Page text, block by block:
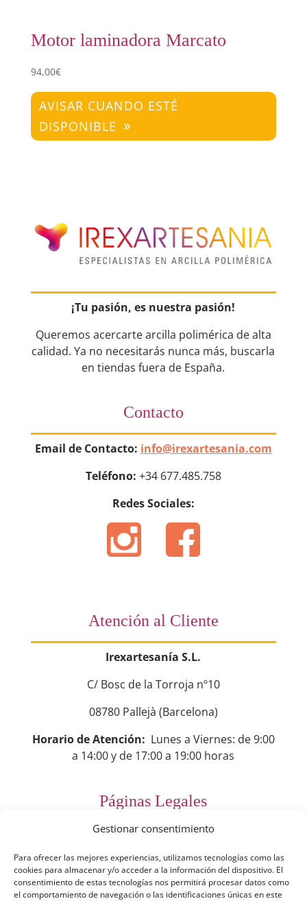
Gestionar consentimiento
Para ofrecer las mejores experiencias, utilizamos tecnologías como las
cookies para almacenar y/o acceder a la información del dispositivo. El
consentimiento de estas tecnologías nos permitirá procesar datos como
el comportamiento de navegación o las identificaciones únicas en este
Motor laminadora Marcato
94,00€
AVISAR CUANDO ESTÉ
DISPONIBLE
¡Tu pasión, es nuestra pasión!
Queremos acercarte arcilla polimérica de alta
calidad. Ya no necesitarás nunca más, buscarla
en tiendas fuera de España.
Contacto
Email de Contacto: info@irexartesania.com
Teléfono: +34 677.485.758
Redes Sociales:
Atención al Cliente
Irexartesanía S.L.
C/ Bosc de la Torroja nº10
08780 Pallejà (Barcelona)
Horario de Atención: Lunes a Viernes: de 9:00
a 14:00 y de 17:00 a 19:00 horas
Páginas Legales
Preguntas Frecuentes
Aviso Legal
Política de Privacidad